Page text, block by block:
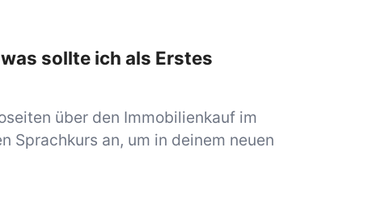
sollte ich als Erstes
über den Immobilienkauf im
Sprachkurs an, um in deinem neuen